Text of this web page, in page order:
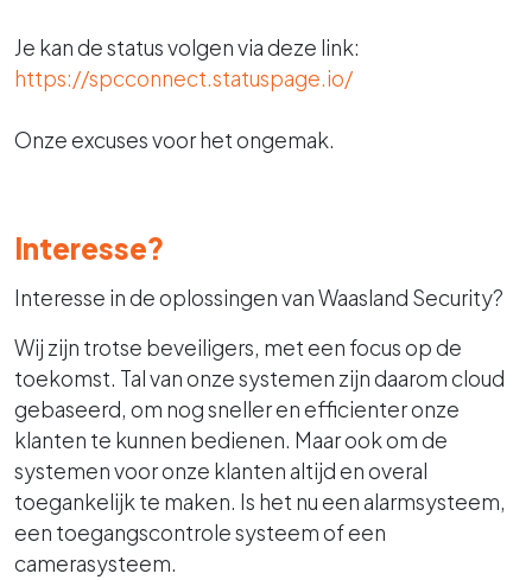
Je kan de status volgen via deze link:
https://spcconnect.statuspage.io/
Onze excuses voor het ongemak.
Interesse?
Interesse in de oplossingen van Waasland Security?
Wij zijn trotse beveiligers, met een focus op de
toekomst. Tal van onze systemen zijn daarom cloud
gebaseerd, om nog sneller en efficienter onze
klanten te kunnen bedienen. Maar ook om de
systemen voor onze klanten altijd en overal
toegankelijk te maken. Is het nu een alarmsysteem,
een toegangscontrole systeem of een
camerasysteem.